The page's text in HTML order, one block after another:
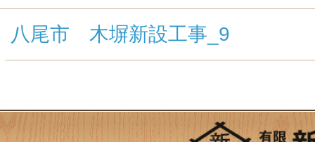
八尾市 木塀新設工事_9